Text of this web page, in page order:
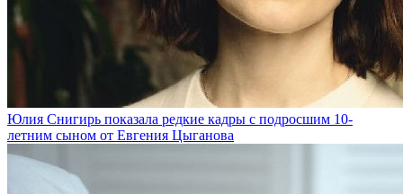
Юлия Снигирь показала редкие кадры с подросшим 10-
летним сыном от Евгения Цыганова